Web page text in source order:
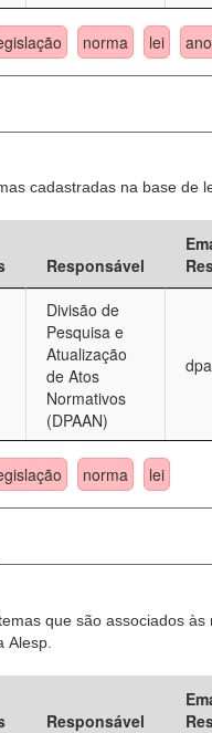
norma lei
cadastradas na base de
Responsável
Divisão de
Pesquisa e
Atualização
de Atos
Normativos
(DPAAN)
norma lei
que são associados
Alesp.
Responsável